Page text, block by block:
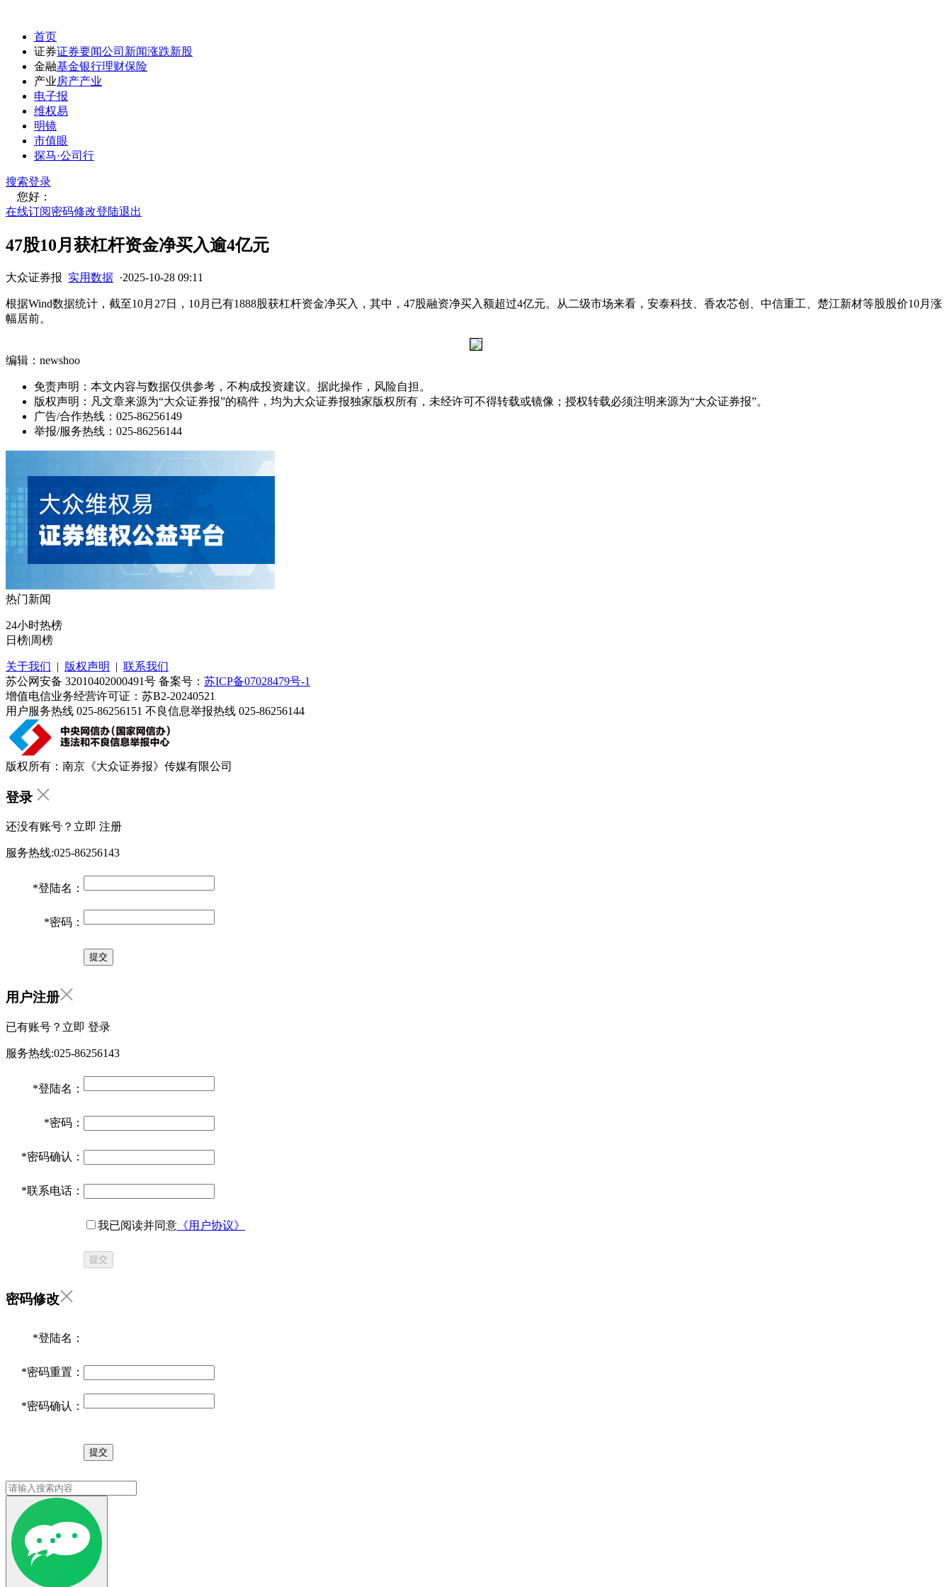
首页
证券证券要闻公司新闻涨跌新股
金融基金银行理财保险
产业房产产业
电子报
维权易
明镜
市值眼
探马·公司行
搜索登录
您好：
在线订阅密码修改登陆退出
47股10月获杠杆资金净买入逾4亿元
大众证券报 实用数据 ·2025-10-28 09:11
根据Wind数据统计，截至10月27日，10月已有1888股获杠杆资金净买入，其中，47股融资净买入额超过4亿元。从二级市场来看，安泰科技、香农芯创、中信重工、楚江新材等股股价10月涨
幅居前。
编辑：newshoo
免责声明：本文内容与数据仅供参考，不构成投资建议。据此操作，风险自担。
版权声明：凡文章来源为“大众证券报”的稿件，均为大众证券报独家版权所有，未经许可不得转载或镜像；授权转载必须注明来源为“大众证券报”。
广告/合作热线：025-86256149
举报/服务热线：025-86256144
热门新闻
24小时热榜
日榜|周榜
关于我们 | 版权声明 | 联系我们
苏公网安备 32010402000491号 备案号： 苏ICP备07028479号-1
增值电信业务经营许可证：苏B2-20240521
用户服务热线 025-86256151 不良信息举报热线 025-86256144
版权所有：南京《大众证券报》传媒有限公司
登录
还没有账号？立即 注册
服务热线:025-86256143
*登陆名：
*密码：
用户注册
已有账号？立即 登录
服务热线:025-86256143
*登陆名：
*密码：
*密码确认：
*联系电话：
我已阅读并同意 《用户协议》
提交
密码修改
*登陆名：
*密码重置：
*密码确认：